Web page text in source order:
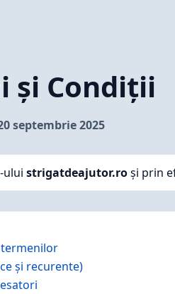
și Condiții
septembrie 2025
ului strigatdeajutor.roși prin
și recurente)